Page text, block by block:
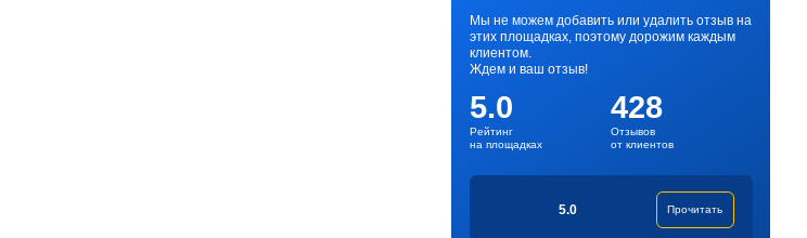
Мы не можем добавить или удалить отзыв на
этих площадках, поэтому дорожим каждым
клиентом.
Ждем и ваш отзыв!
5.0
Рейтинг
на площадках
428
Отзывов
от клиентов
5.0 Прочитать